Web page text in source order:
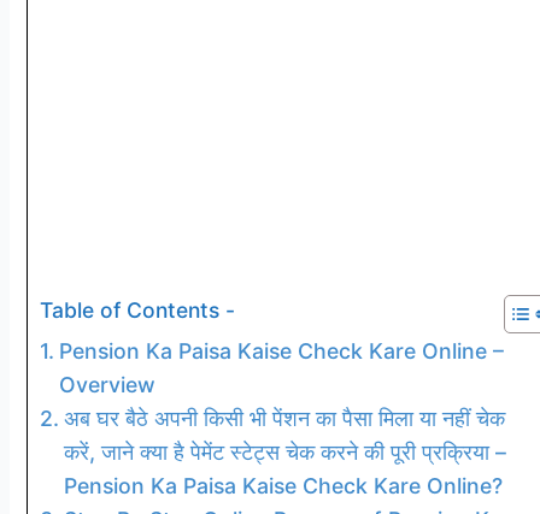
Table of Contents -
Pension Ka Paisa Kaise Check Kare Online –
Overview
अब घर बैठे अपनी किसी भी पेंशन का पैसा मिला या नहीं चेक
करें, जाने क्या है पेमेंट स्टेट्स चेक करने की पूरी प्रक्रिया –
Pension Ka Paisa Kaise Check Kare Online?